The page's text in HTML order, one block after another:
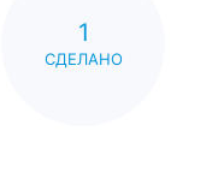
1
СДЕЛАНО